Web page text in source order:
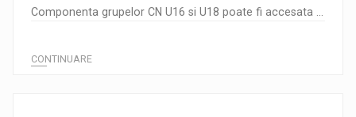
Componenta grupelor CN U16 si U18 poate fi accesata ...
CONTINUARE